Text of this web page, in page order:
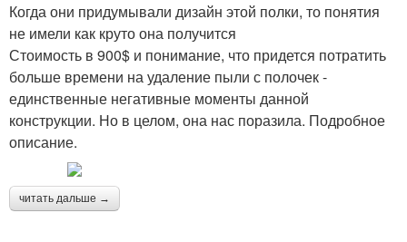
Когда они придумывали дизайн этой полки, то понятия
не имели как круто она получится
Стоимость в 900$ и понимание, что придется потратить
больше времени на удаление пыли с полочек -
единственные негативные моменты данной
конструкции. Но в целом, она нас поразила. Подробное
описание.
читать дальше →